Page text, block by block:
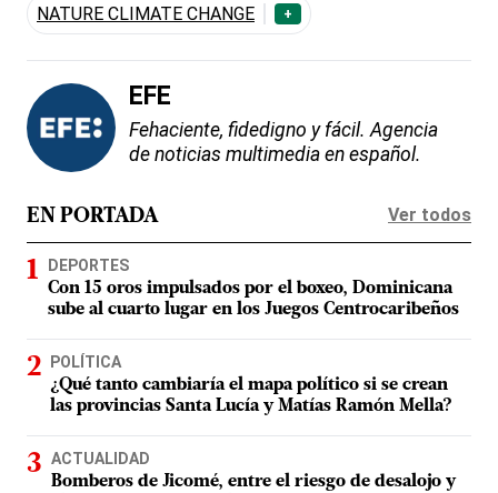
NATURE CLIMATE CHANGE +
EFE
Fehaciente, fidedigno y fácil. Agencia
de noticias multimedia en español.
EN PORTADA Ver todos
DEPORTES
Con 15 oros impulsados por el boxeo, Dominicana
sube al cuarto lugar en los Juegos Centrocaribeños
POLÍTICA
¿Qué tanto cambiaría el mapa político si se crean
las provincias Santa Lucía y Matías Ramón Mella?
ACTUALIDAD
Bomberos de Jicomé, entre el riesgo de desalojo y